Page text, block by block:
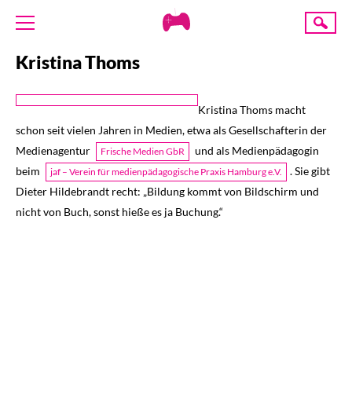
Creative
AKTUELLES
ANGEBOTE
PROJEKTE
PRESSE
Suche
Kristina Thoms
Kristina Thoms macht
schon seit vielen Jahren in Medien, etwa als Gesellschafterin der
Medienagentur
Frische Medien GbR
und als Medienpädagogin
beim
jaf – Verein für medienpädagogische Praxis Hamburg e.V.
. Sie gibt
Dieter Hildebrandt recht: „Bildung kommt von Bildschirm und
nicht von Buch, sonst hieße es ja Buchung.“